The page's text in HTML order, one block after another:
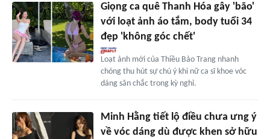
Giọng ca quê Thanh Hóa gây 'bão'
với loạt ảnh áo tắm, body tuổi 34
đẹp 'không góc chết'
Loạt ảnh mới của Thiều Bảo Trang nhanh
chóng thu hút sự chú ý khi nữ ca sĩ khoe vóc
dáng săn chắc trong kỳ nghỉ.
Minh Hằng tiết lộ điều chưa ưng ý
về vóc dáng dù được khen sở hữu